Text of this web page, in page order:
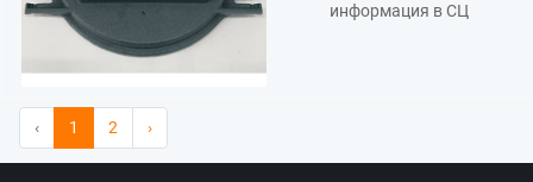
информация в СЦ
‹ 1 2 ›